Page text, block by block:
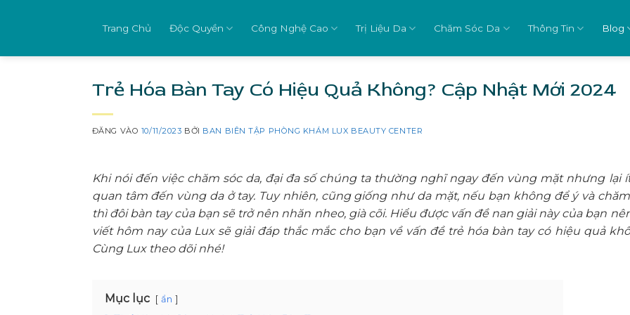
Trang Chủ Độc Quyền Công Nghệ Cao Trị Liệu Da Chăm Sóc Da Thông Tin Blog
Trẻ Hóa Bàn Tay Có Hiệu Quả Không? Cập Nhật Mới 2024
ĐĂNG VÀO 10/11/2023 BỞI BAN BIÊN TẬP PHÒNG KHÁM LUX BEAUTY CENTER
Khi nói đến việc chăm sóc da, đại đa số chúng ta thường nghĩ ngay đến vùng mặt nhưng lại
quan tâm đến vùng da ở tay. Tuy nhiên, cũng giống như da mặt, nếu bạn không để ý và
thì đôi bàn tay của bạn sẽ trở nên nhăn nheo, già cõi. Hiểu được vấn đề nan giải này của bạn
viết hôm nay của Lux sẽ giải đáp thắc mắc cho bạn về vấn đề trẻ hóa bàn tay có hiệu quả
Cùng Lux theo dõi nhé!
Mục lục ẩn